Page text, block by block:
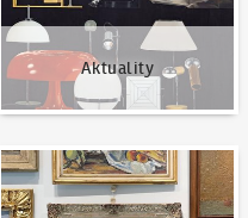
Aktuality
Nabídnout dílo